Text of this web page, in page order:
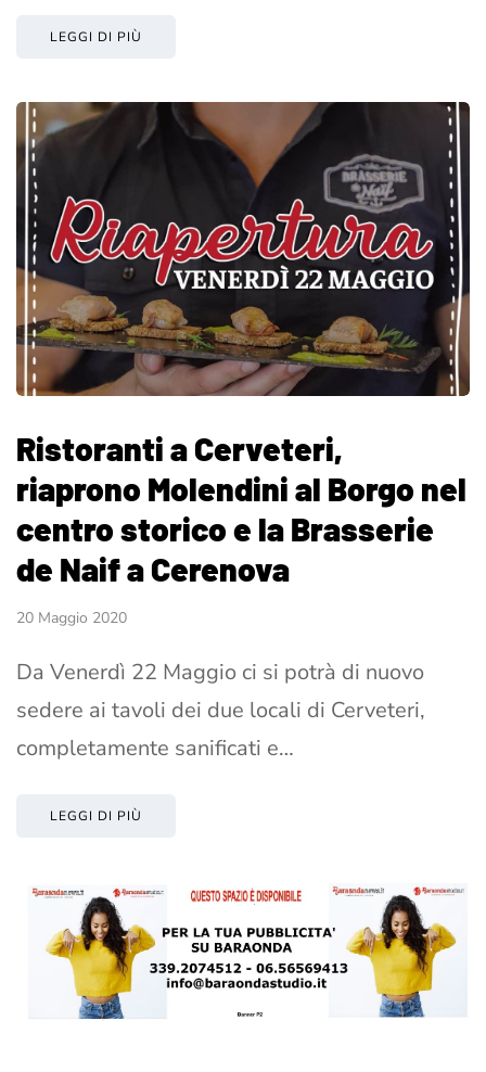
LEGGI DI PIÙ
Ristoranti a Cerveteri,
riaprono Molendini al Borgo nel
centro storico e la Brasserie
de Naif a Cerenova
20 Maggio 2020
Da Venerdì 22 Maggio ci si potrà di nuovo
sedere ai tavoli dei due locali di Cerveteri,
completamente sanificati e…
LEGGI DI PIÙ